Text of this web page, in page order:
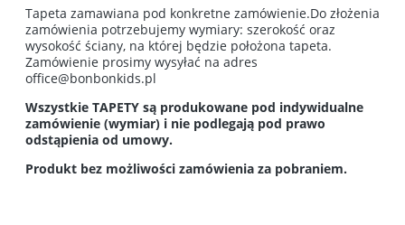
Tapeta zamawiana pod konkretne zamówienie.Do złożenia
zamówienia potrzebujemy wymiary: szerokość oraz
wysokość ściany, na której będzie położona tapeta.
Zamówienie prosimy wysyłać na adres
office@bonbonkids.pl
Wszystkie TAPETY są produkowane pod indywidualne
zamówienie (wymiar) i nie podlegają pod prawo
odstąpienia od umowy.
Produkt bez możliwości zamówienia za pobraniem.